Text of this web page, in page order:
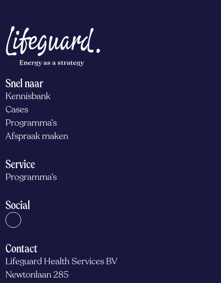
Snel naar
Kennisbank
Cases
Programma’s
Afspraak maken
Service
Programma’s
Social
Contact
Lifeguard Health Services BV
Newtonlaan 285